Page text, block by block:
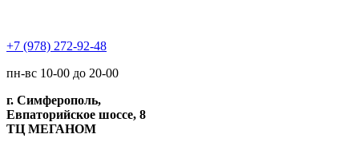
+7 (978) 272-92-48
пн-вс 10-00 до 20-00
г. Симферополь,
Евпаторийское шоссе, 8
ТЦ МЕГАНОМ